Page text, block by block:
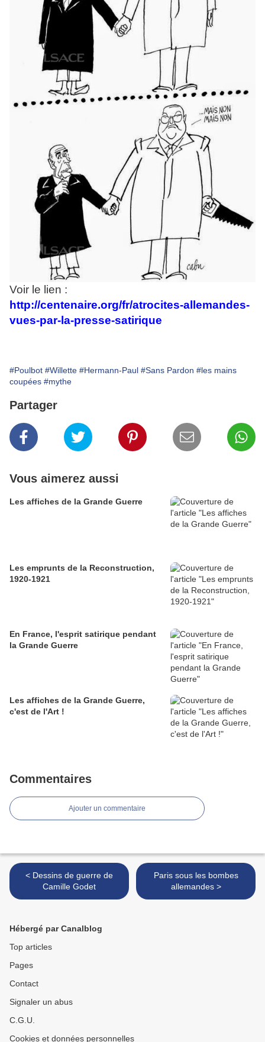
Voir le lien :
http://centenaire.org/fr/atrocites-allemandes-
vues-par-la-presse-satirique
#Poulbot #Willette #Hermann-Paul #Sans Pardon #les mains
coupées #mythe
Partager
Vous aimerez aussi
Les affiches de la Grande Guerre
Les emprunts de la Reconstruction,
1920-1921
En France, l'esprit satirique pendant
la Grande Guerre
Les affiches de la Grande Guerre,
c'est de l'Art !
Commentaires
Ajouter un commentaire
< Dessins de guerre de
Camille Godet
Paris sous les bombes
allemandes >
Hébergé par Canalblog
Top articles
Pages
Contact
Signaler un abus
C.G.U.
Cookies et données personnelles